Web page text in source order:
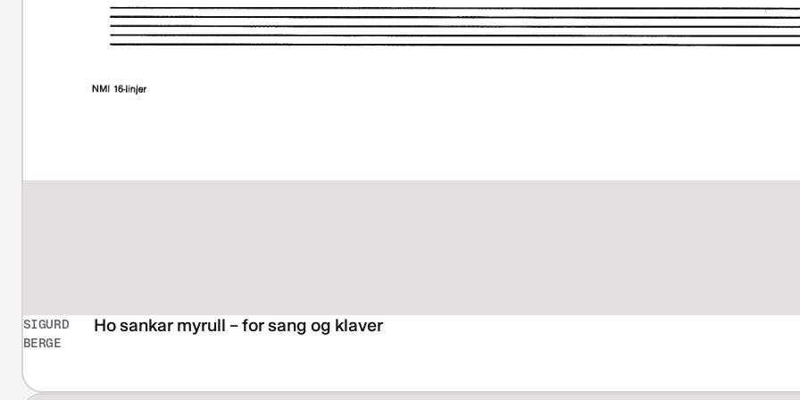
SIGURD
BERGE
Ho sankar myrull – for sang og klaver